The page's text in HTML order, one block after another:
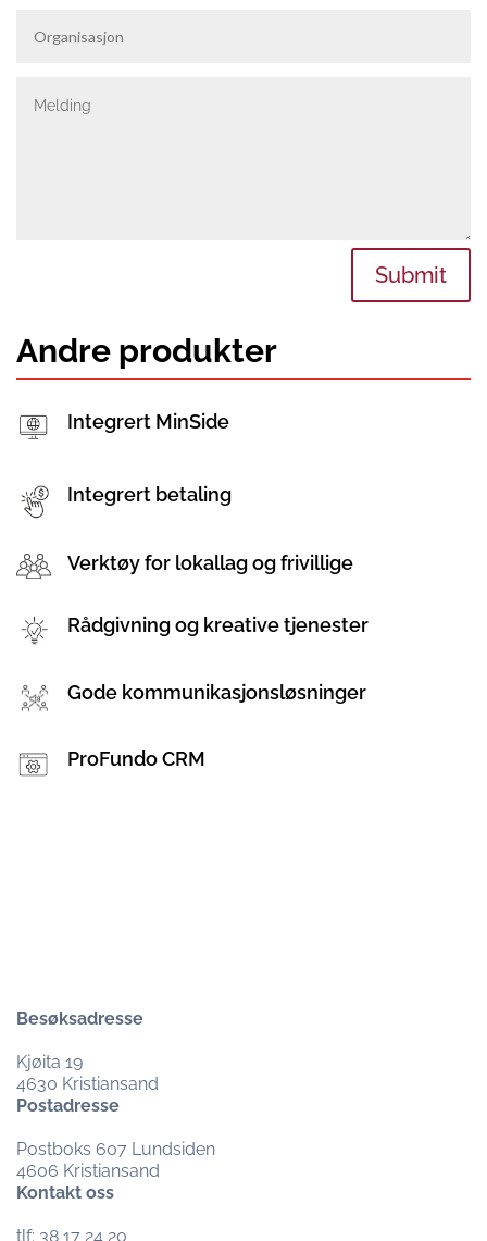
Submit
Andre produkter
Integrert MinSide
Integrert betaling
Verktøy for lokallag og frivillige
Rådgivning og kreative tjenester
Gode kommunikasjonsløsninger
ProFundo CRM
Besøksadresse
Kjøita 19
4630 Kristiansand
Postadresse
Postboks 607 Lundsiden
4606 Kristiansand
Kontakt oss
tlf: 38 17 24 20